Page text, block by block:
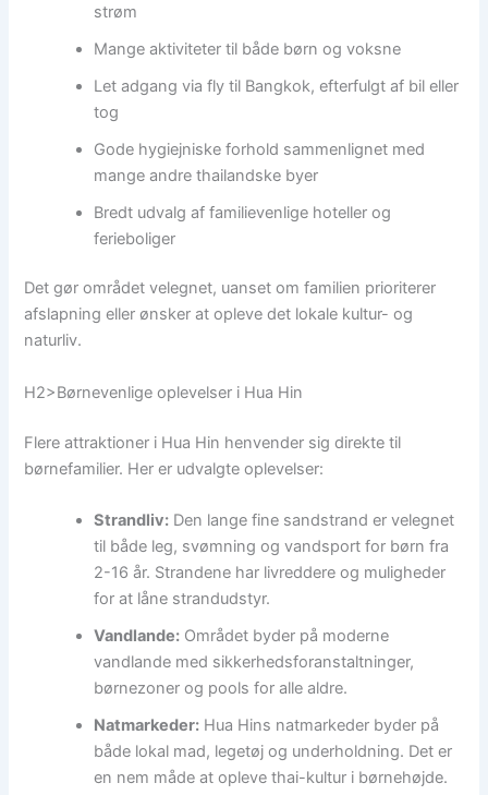
strøm
Mange aktiviteter til både børn og voksne
Let adgang via fly til Bangkok, efterfulgt af bil eller
tog
Gode hygiejniske forhold sammenlignet med
mange andre thailandske byer
Bredt udvalg af familievenlige hoteller og
ferieboliger
Det gør området velegnet, uanset om familien prioriterer
afslapning eller ønsker at opleve det lokale kultur- og
naturliv.
H2>Børnevenlige oplevelser i Hua Hin
Flere attraktioner i Hua Hin henvender sig direkte til
børnefamilier. Her er udvalgte oplevelser:
Strandliv: Den lange fine sandstrand er velegnet
til både leg, svømning og vandsport for børn fra
2-16 år. Strandene har livreddere og muligheder
for at låne strandudstyr.
Vandlande: Området byder på moderne
vandlande med sikkerhedsforanstaltninger,
børnezoner og pools for alle aldre.
Natmarkeder: Hua Hins natmarkeder byder på
både lokal mad, legetøj og underholdning. Det er
en nem måde at opleve thai-kultur i børnehøjde.